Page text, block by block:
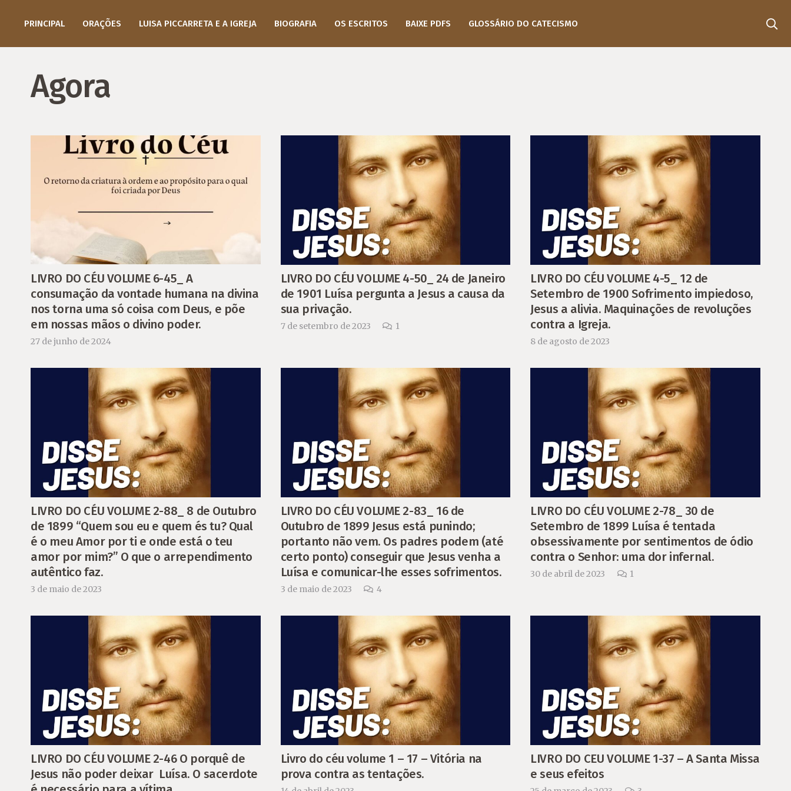
PRINCIPAL ORAÇÕES LUISA PICCARRETA E A IGREJA BIOGRAFIA OS ESCRITOS BAIXE PDFS GLOSSÁRIO DO CATECISMO
Agora
LIVRO DO CÉU VOLUME 6-45_ A
consumação da vontade humana na divina
nos torna uma só coisa com Deus, e põe
em nossas mãos o divino poder.
27 de junho de 2024
LIVRO DO CÉU VOLUME 4-50_ 24 de Janeiro
de 1901 Luísa pergunta a Jesus a causa da
sua privação.
7 de setembro de 2023 1
LIVRO DO CÉU VOLUME 4-5_ 12 de
Setembro de 1900 Sofrimento impiedoso,
Jesus a alivia. Maquinações de revoluções
contra a Igreja.
8 de agosto de 2023
LIVRO DO CÉU VOLUME 2-88_ 8 de Outubro
de 1899 “Quem sou eu e quem és tu? Qual
é o meu Amor por ti e onde está o teu
amor por mim?” O que o arrependimento
autêntico faz.
3 de maio de 2023
LIVRO DO CÉU VOLUME 2-83_ 16 de
Outubro de 1899 Jesus está punindo;
portanto não vem. Os padres podem (até
certo ponto) conseguir que Jesus venha a
Luísa e comunicar-lhe esses sofrimentos.
3 de maio de 2023 4Comentários
LIVRO DO CÉU VOLUME 2-78_ 30 de
Setembro de 1899 Luísa é tentada
obsessivamente por sentimentos de ódio
contra o Senhor: uma dor infernal.
30 de abril de 2023 1
LIVRO DO CÉU VOLUME 2-46 O porquê de
Jesus não poder deixar Luísa. O sacerdote
Livro do céu volume 1 – 17 – Vitória na
prova contra as tentações.
LIVRO DO CEU VOLUME 1-37 – A Santa Missa
e seus efeitos